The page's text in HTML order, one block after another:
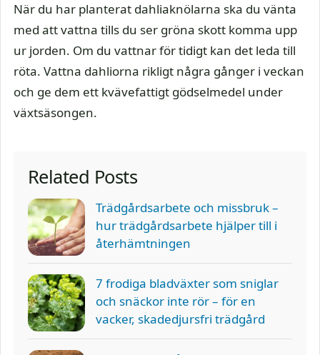
När du har planterat dahliaknölarna ska du vänta
med att vattna tills du ser gröna skott komma upp
ur jorden. Om du vattnar för tidigt kan det leda till
röta. Vattna dahliorna rikligt några gånger i veckan
och ge dem ett kvävefattigt gödselmedel under
växtsäsongen.
Related Posts
Trädgårdsarbete och missbruk –
hur trädgårdsarbete hjälper till i
återhämtningen
7 frodiga bladväxter som sniglar
och snäckor inte rör – för en
vacker, skadedjursfri trädgård